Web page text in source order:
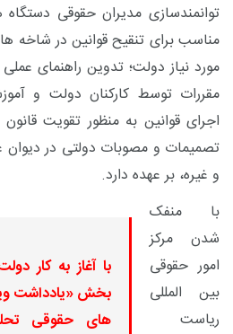
توانمندسازی مدیران حقوقی
مناسب برای تنقیح قوانین در
مورد نیاز دولت؛ تدوین راهنمای
مقررات توسط کارکنان دولت و
اجرای قوانین به منظور تقویت
تصمیمات و مصوبات دولتی در دیوان
و غیره، بر عهده دارد.
با آغاز به کار
بخش «یادداشت
های حقوقی
با منفک
شدن مرکز
امور حقوقی
بین المللی
ریاست